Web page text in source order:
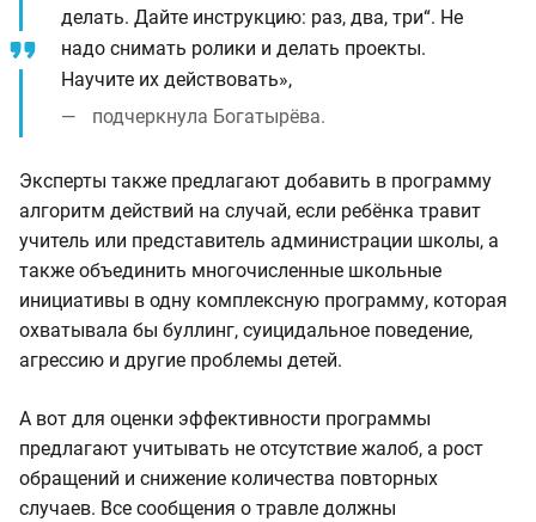
делать. Дайте инструкцию: раз, два, три“. Не
надо снимать ролики и делать проекты.
Научите их действовать»,
подчеркнула Богатырёва.
Эксперты также предлагают добавить в программу
алгоритм действий на случай, если ребёнка травит
учитель или представитель администрации школы, а
также объединить многочисленные школьные
инициативы в одну комплексную программу, которая
охватывала бы буллинг, суицидальное поведение,
агрессию и другие проблемы детей.
А вот для оценки эффективности программы
предлагают учитывать не отсутствие жалоб, а рост
обращений и снижение количества повторных
случаев. Все сообщения о травле должны